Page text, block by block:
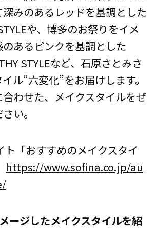
みのあるレッドを基調とした
や、博多のお祭りをイメ
あるピンクを基調とした
STYLEなど、石原さとみさ
ル“六変化”をお届けします。
わせた、メイクスタイルをぜ
い。
ト「おすすめのメイクスタイ
https://www.sofina.co.jp/au
ージしたメイクスタイルを紹